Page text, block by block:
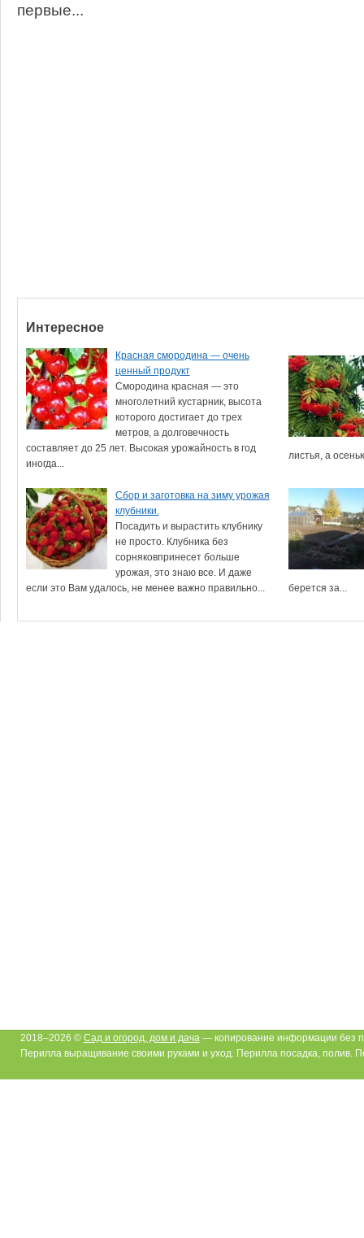
первые...
Интересное
Красная смородина — очень
ценный продукт
Смородина красная — это
многолетний кустарник, высота
которого достигает до трех
метров, а долговечность
составляет до 25 лет. Высокая урожайность в год
иногда...
листья, а
Сбор и заготовка на зиму урожая
клубники.
Посадить и вырастить клубнику
не просто. Клубника без
сорняковпринесет больше
урожая, это знаю все. И даже
если это Вам удалось, не менее важно правильно...
берется за...
2018–2026 © Сад и огород, дом и дача— копирование информации без
Перилла выращивание своими руками и уход. Перилла посадка, полив.